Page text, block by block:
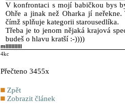
V konfrontaci s mojí babičkou bys
Ohře a jinak než Oharka jí
čímž splňuje kategorii starousedlíka.
Třeba je to jenom nějaká krajová
budeš o hlavu kratší :-))))
mlllllllllll
4kc
Přečteno 3455x
Zpět
Zobrazit článek